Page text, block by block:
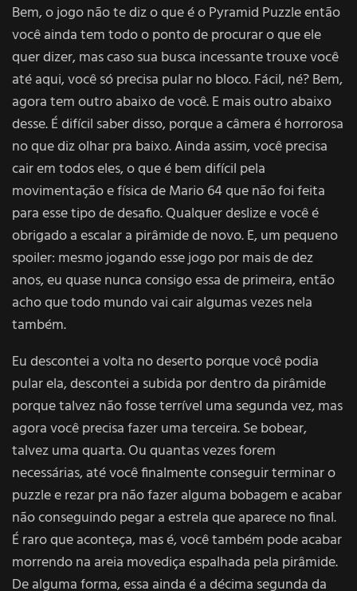
Bem, o jogo não te diz o que é o Pyramid Puzzle então
você ainda tem todo o ponto de procurar o que ele
quer dizer, mas caso sua busca incessante trouxe você
até aqui, você só precisa pular no bloco. Fácil, né? Bem,
agora tem outro abaixo de você. E mais outro abaixo
desse. É difícil saber disso, porque a câmera é horrorosa
no que diz olhar pra baixo. Ainda assim, você precisa
cair em todos eles, o que é bem difícil pela
movimentação e física de Mario 64 que não foi feita
para esse tipo de desafio. Qualquer deslize e você é
obrigado a escalar a pirâmide de novo. E, um pequeno
spoiler: mesmo jogando esse jogo por mais de dez
anos, eu quase nunca consigo essa de primeira, então
acho que todo mundo vai cair algumas vezes nela
também.
Eu descontei a volta no deserto porque você podia
pular ela, descontei a subida por dentro da pirâmide
porque talvez não fosse terrível uma segunda vez, mas
agora você precisa fazer uma terceira. Se bobear,
talvez uma quarta. Ou quantas vezes forem
necessárias, até você finalmente conseguir terminar o
puzzle e rezar pra não fazer alguma bobagem e acabar
não conseguindo pegar a estrela que aparece no final.
É raro que aconteça, mas é, você também pode acabar
morrendo na areia movediça espalhada pela pirâmide.
De alguma forma, essa ainda é a décima segunda da